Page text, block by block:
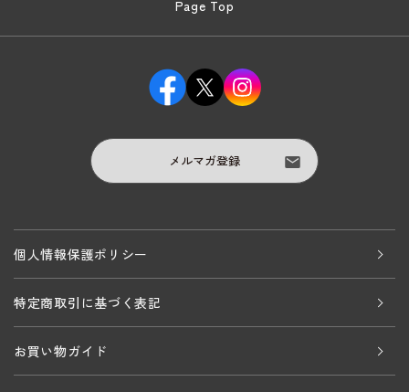
Page Top
メルマガ登録
個人情報保護ポリシー
特定商取引に基づく表記
お買い物ガイド